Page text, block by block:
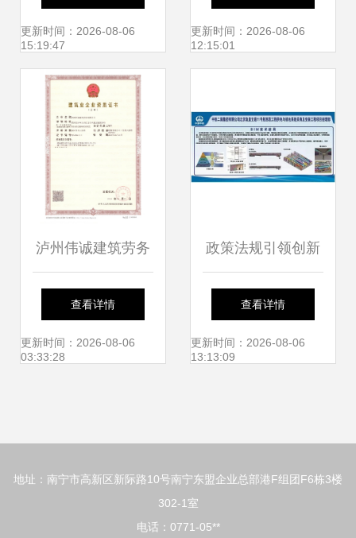
干片区棚户区改造
项目中的建筑施工
服务
更新时间：2026-08-06
15:19:47
品质立身
更新时间：2026-08-06
12:15:01
泸州伟诚建筑劳务
匠心筑梦，易施易
工的专业建筑施工
查看详情
更新时间：2026-08-06
03:33:28
政策法规引领创新
市监督总站推广智
慧工地技术，打造
查看详情
更新时间：2026-08-06
13:13:09
地址：南宁市高新区新际路10号南宁东盟企业总部港F组团F6栋3楼
302-1室
电话：0771-05**